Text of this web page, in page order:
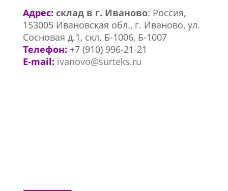
Адрес: склад в г. Иваново: Россия,
153005 Ивановская обл., г. Иваново, ул.
Сосновая д.1, скл. Б-1006, Б-1007
Телефон: +7 (910) 996-21-21
E-mail: ivanovo@surteks.ru